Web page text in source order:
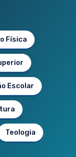
Física
Escolar
Teologia